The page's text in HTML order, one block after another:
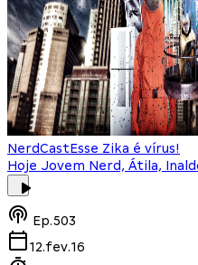
NerdCastEsse Zika é vírus!
Hoje Jovem Nerd, Átila,
Ep.503
12.fev.16